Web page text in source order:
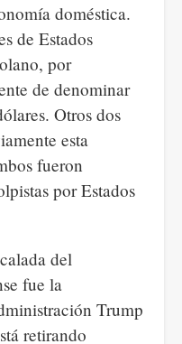
doméstica.
de Estados
por
de denominar
Otros dos
esta
fueron
por Estados
del
fue la
Trump
retirando